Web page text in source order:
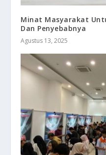
Minat Masyarakat
Dan Penyebabnya
Agustus 13, 2025